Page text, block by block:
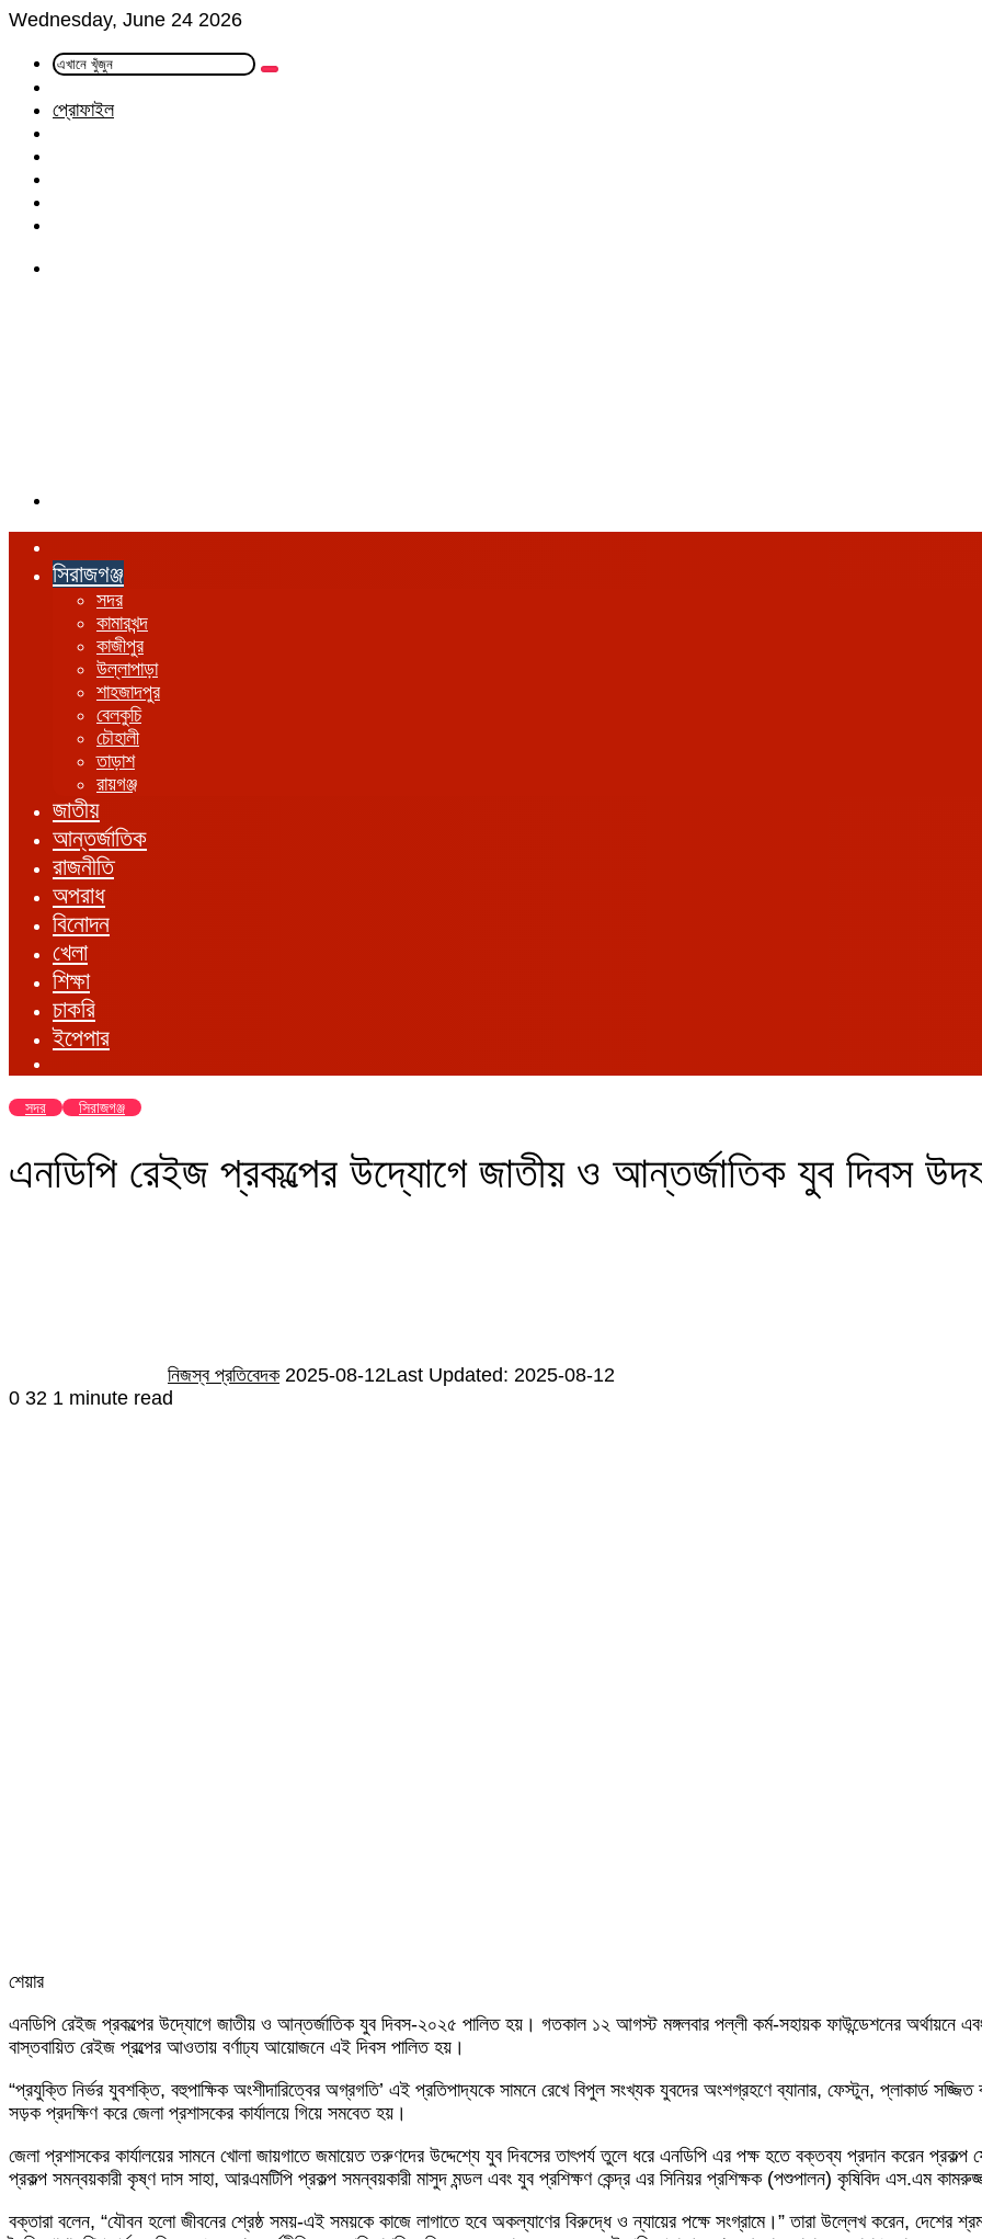
Wednesday, June 24 2026
এখানে
Article
প্রোফাইল
সিরাজগঞ্জ
সদর
কামারখন্দ
কাজীপুর
উল্লাপাড়া
শাহজাদপুর
বেলকুচি
চৌহালী
তাড়াশ
রায়গঞ্জ
জাতীয়
আন্তর্জাতিক
রাজনীতি
অপরাধ
বিনোদন
খেলা
শিক্ষা
চাকরি
ইপেপার
সদর সিরাজগঞ্জ
এনডিপি রেইজ প্রকল্পের উদ্যোগে জাতীয় ও আন্তর্জাতিক যুব দিবস
নিজস্ব প্রতিবেদক 2025-08-12Last Updated: 2025-08-12
0 32 1 minute read
শেয়ার
via
Email
এনডিপি রেইজ প্রকল্পের উদ্যোগে জাতীয় ও আন্তর্জাতিক যুব দিবস-২০২৫ পালিত হয়। গতকাল ১২ আগস্ট মঙ্গলবার পল্লী কর্ম-সহায়ক ফাউন্ডেশনের অর্থায়নে
বাস্তবায়িত রেইজ প্রল্পের আওতায় বর্ণাঢ্য আয়োজনে এই দিবস পালিত হয়।
“প্রযুক্তি নির্ভর যুবশক্তি, বহুপাক্ষিক অংশীদারিত্বের অগ্রগতি’ এই প্রতিপাদ্যকে সামনে রেখে বিপুল সংখ্যক যুবদের অংশগ্রহণে ব্যানার, ফেস্টুন, প্লাকার্ড
সড়ক প্রদক্ষিণ করে জেলা প্রশাসকের কার্যালয়ে গিয়ে সমবেত হয়।
জেলা প্রশাসকের কার্যালয়ের সামনে খোলা জায়গাতে জমায়েত তরুণদের উদ্দেশ্যে যুব দিবসের তাৎপর্য তুলে ধরে এনডিপি এর পক্ষ হতে বক্তব্য প্রদান করেন
প্রকল্প সমন্বয়কারী কৃষ্ণ দাস সাহা, আরএমটিপি প্রকল্প সমন্বয়কারী মাসুদ মন্ডল এবং যুব প্রশিক্ষণ কেন্দ্র এর সিনিয়র প্রশিক্ষক (পশুপালন) কৃষিবিদ এস.এম
বক্তারা বলেন, “যৌবন হলো জীবনের শ্রেষ্ঠ সময়-এই সময়কে কাজে লাগাতে হবে অকল্যাণের বিরুদ্ধে ও ন্যায়ের পক্ষে সংগ্রামে।” তারা উল্লেখ করেন, দেশের